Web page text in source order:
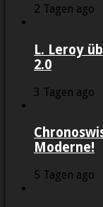
2 Tagen ago
L. Leroy
2.0
3 Tagen ago
Moderne!
5 Tagen ago